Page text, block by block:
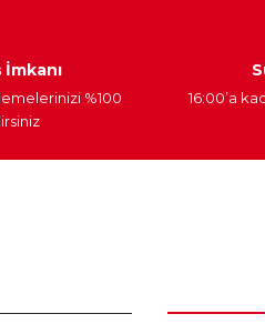
Sistemi
İmkanı
%100
16:00’a